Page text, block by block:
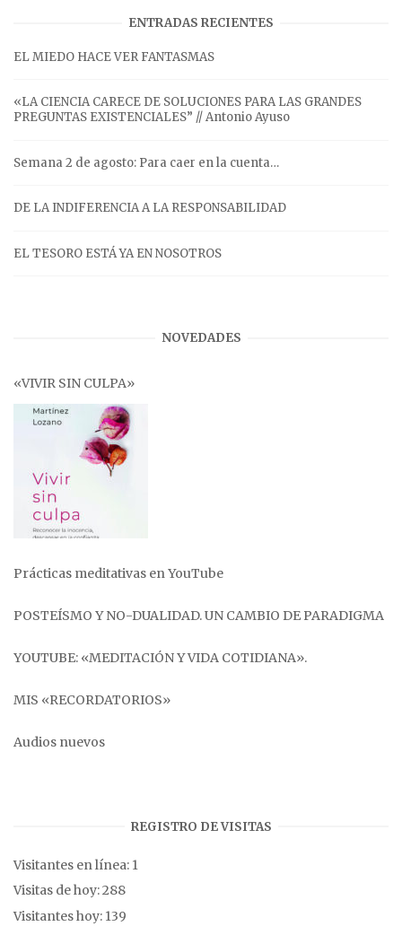
ENTRADAS RECIENTES
EL MIEDO HACE VER FANTASMAS
«LA CIENCIA CARECE DE SOLUCIONES PARA LAS GRANDES
PREGUNTAS EXISTENCIALES” // Antonio Ayuso
Semana 2 de agosto: Para caer en la cuenta…
DE LA INDIFERENCIA A LA RESPONSABILIDAD
EL TESORO ESTÁ YA EN NOSOTROS
NOVEDADES
«VIVIR SIN CULPA»
Prácticas meditativas en YouTube
POSTEÍSMO Y NO-DUALIDAD. UN CAMBIO DE PARADIGMA
YOUTUBE: «MEDITACIÓN Y VIDA COTIDIANA».
MIS «RECORDATORIOS»
Audios nuevos
REGISTRO DE VISITAS
Visitantes en línea: 1
Visitas de hoy:288
Visitantes hoy: 139